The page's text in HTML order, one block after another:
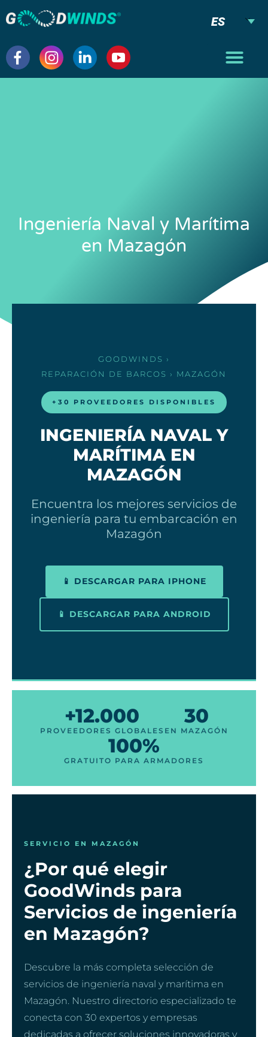
ES
Ingeniería Naval y Marítima
en Mazagón
GOODWINDS ›
REPARACIÓN DE BARCOS › MAZAGÓN
+30 PROVEEDORES DISPONIBLES
INGENIERÍA NAVAL Y
MARÍTIMA EN
MAZAGÓN
Encuentra los mejores servicios de
ingeniería para tu embarcación en
Mazagón
📱 DESCARGAR PARA IPHONE
📱 DESCARGAR PARA ANDROID
+12.000
PROVEEDORES GLOBALES
30
EN MAZAGÓN
100%
GRATUITO PARA ARMADORES
SERVICIO EN MAZAGÓN
¿Por qué elegir
GoodWinds para
Servicios de ingeniería
en Mazagón?
Descubre la más completa selección de
servicios de ingeniería naval y marítima en
Mazagón. Nuestro directorio especializado te
conecta con 30 expertos y empresas
dedicadas a ofrecer soluciones innovadoras y